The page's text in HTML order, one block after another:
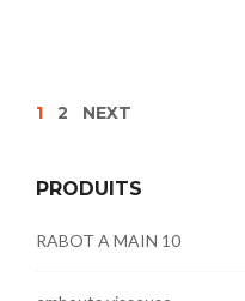
1 2 NEXT
PRODUITS
RABOT A MAIN 10